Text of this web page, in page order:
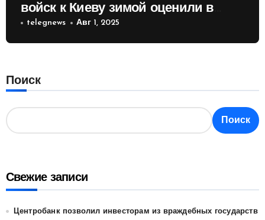
войск к Киеву зимой оценили в
России
telegnews Авг 1, 2025
Поиск
Поиск
Свежие записи
Центробанк позволил инвесторам из враждебных государств